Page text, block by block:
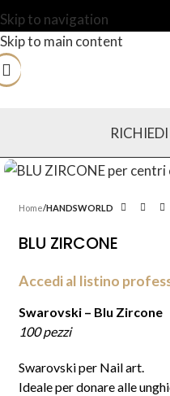
Skip to navigation
Skip to main content
Home HANDSWORLD
BLU ZIRCONE
Accedi al listino
Swarovski – Blu Zircone
100 pezzi
Swarovski per Nail art.
Ideale per donare alle